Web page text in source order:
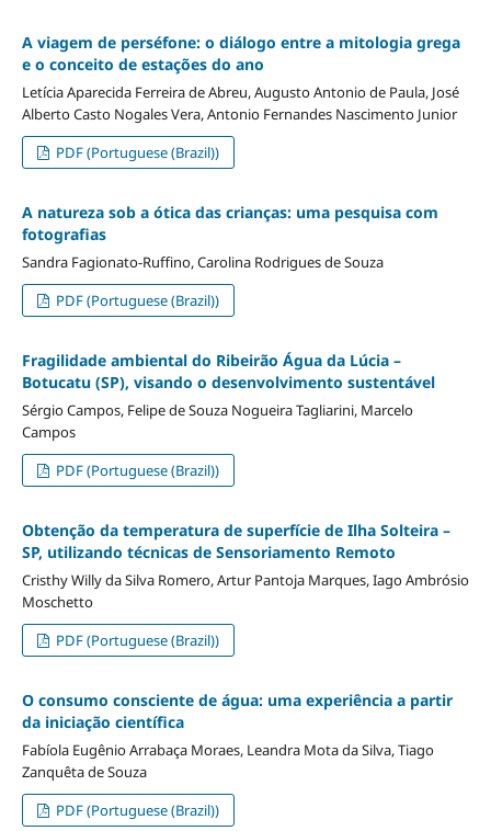
A viagem de perséfone: o diálogo entre a mitologia grega
e o conceito de estações do ano
Letícia Aparecida Ferreira de Abreu, Augusto Antonio de Paula, José
Alberto Casto Nogales Vera, Antonio Fernandes Nascimento Junior
PDF (Portuguese (Brazil))
A natureza sob a ótica das crianças: uma pesquisa com
fotografias
Sandra Fagionato-Ruffino, Carolina Rodrigues de Souza
PDF (Portuguese (Brazil))
Fragilidade ambiental do Ribeirão Água da Lúcia –
Botucatu (SP), visando o desenvolvimento sustentável
Sérgio Campos, Felipe de Souza Nogueira Tagliarini, Marcelo
Campos
PDF (Portuguese (Brazil))
Obtenção da temperatura de superfície de Ilha Solteira –
SP, utilizando técnicas de Sensoriamento Remoto
Cristhy Willy da Silva Romero, Artur Pantoja Marques, Iago Ambrósio
Moschetto
PDF (Portuguese (Brazil))
O consumo consciente de água: uma experiência a partir
da iniciação científica
Fabíola Eugênio Arrabaça Moraes, Leandra Mota da Silva, Tiago
Zanquêta de Souza
PDF (Portuguese (Brazil))